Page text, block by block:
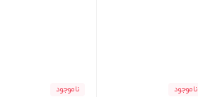
ناموجود ناموجود